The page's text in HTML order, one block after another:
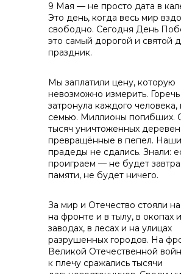
реализация
контакты отдела
Контакты
9 Мая — не просто дата в
Это день, когда весь мир
свободно. Сегодня День
это самый дорогой и святой
праздник.
Мы заплатили цену, которую
невозможно измерить.
затронула каждого
семью. Миллионы погибших.
тысяч уничтоженных
превращённые в пепел.
прадеды не сдались. Знали:
проиграем — не будет
памяти, не будет ничего.
За мир и Отечество стояли
на фронте и в тылу, в окопах
заводах, в лесах и на улицах
разрушенных городов. На
Великой Отечественной
к плечу сражались тысячи